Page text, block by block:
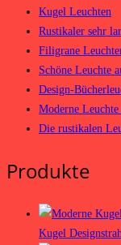
Kugel Leuchten
Rustikaler sehr
Filigrane
Schöne Leuchte
Design-
Moderne
Die rustikalen
Produkte
Kugel